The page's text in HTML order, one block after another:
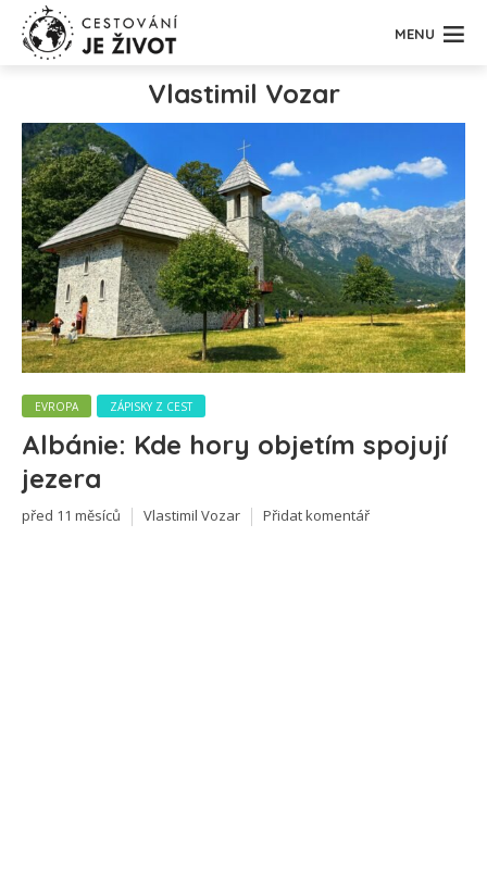
MENU
Vlastimil Vozar
EVROPA ZÁPISKY Z CEST
Albánie: Kde hory objetím spojují
jezera
před 11 měsíců Vlastimil Vozar Přidat komentář